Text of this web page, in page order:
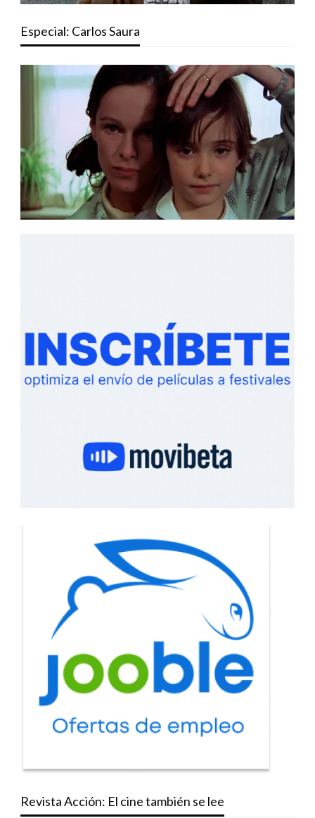
Especial: Carlos Saura
Revista Acción: El cine también se lee